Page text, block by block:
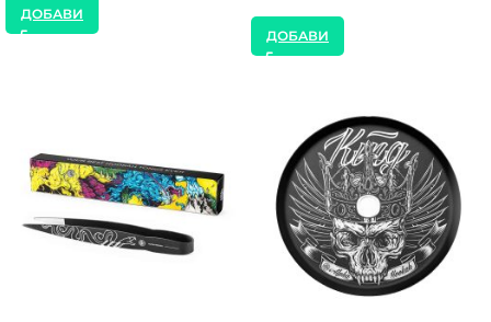
ДОБАВИ
ДОБАВИ